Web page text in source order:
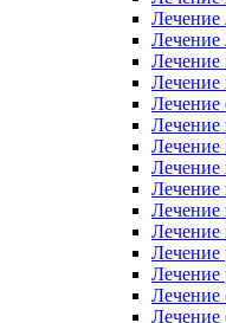
Лечение
Лечение
Лечение
Лечение
Лечение
Лечение
Лечение
Лечение
Лечение
Лечение
Лечение
Лечение
Лечение
Лечение